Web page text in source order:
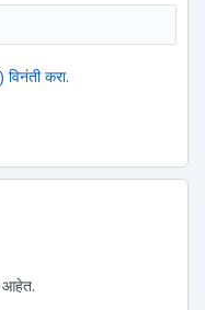
करा.
आहेत.